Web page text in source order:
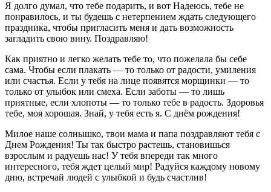
Я долго думал, что тебе подарить, и вот Надеюсь, тебе не
понравилось, и ты будешь с нетерпением ждать следующего
праздника, чтобы пригласить меня и дать возможность
загладить свою вину. Поздравляю!
Как приятно и легко желать тебе то, что пожелала бы себе
сама. Чтобы если плакать — то только от радости, умиления
или счастья. Если у тебя на лице появятся морщинки — то
только от улыбок или смеха. Если заботы — то лишь
приятные, если хлопоты — то только тебе в радость. Здоровья
тебе, моя хорошая. Знай, у тебя есть я. С днём рождения!
Милое наше солнышко, твои мама и папа поздравляют тебя с
Днем Рождения! Ты так быстро растешь, становишься
взрослым и радуешь нас! У тебя впереди так много
интересного, тебя ждет целый мир! Радуйся каждому новому
дню, встречай людей с улыбкой и будь счастлив!